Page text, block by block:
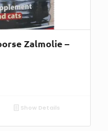
Zalmolie –
Show Details